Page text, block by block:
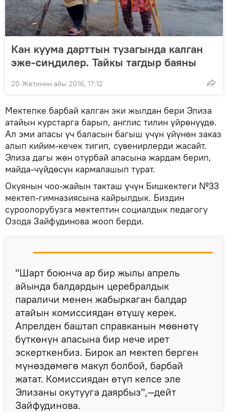
Кан куума дарттын тузагында калган
эже-сиңдилер. Тайкы тагдыр баяны
20 Жетинин айы 2016, 17:12
Мектепке барбай калган эки жылдан бери Элиза
атайын курстарга барып, англис тилин үйрөнүүдө.
Ал эми апасы үч баласын багыш үчүн үйүнөн заказ
алып кийим-кечек тигип, сувенирлерди жасайт.
Элиза дагы жөн отурбай апасына жардам берип,
майда-чүйдөсүн кармалашып турат.
Окуянын чоо-жайын такташ үчүн Бишкектеги №33
мектеп-гимназиясына кайрылдык. Биздин
суроолорубузга мектептин социалдык педагогу
Озода Зайфудинова жооп берди.
"Шарт боюнча ар бир жылы апрель
айында балдардын церебралдык
параличи менен жабыркаган балдар
атайын комиссиядан өтүшү керек.
Апрелден баштап справканын мөөнөтү
бүткөнүн апасына бир нече ирет
эскерткенбиз. Бирок ал мектеп берген
мүнөздөмөгө макул болбой, барбай
жатат. Комиссиядан өтүп келсе эле
Элизаны окутууга даярбыз",—дейт
Зайфудинова.